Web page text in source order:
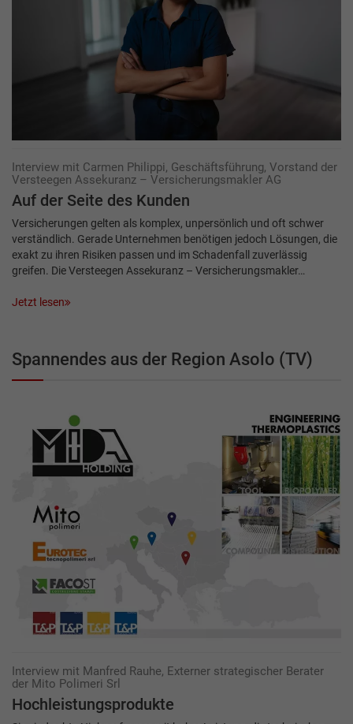
Interview mit Carmen Philippi, Geschäftsführung, Vorstand der
Versteegen Assekuranz – Versicherungsmakler AG
Auf der Seite des Kunden
Versicherungen gelten als komplex, unpersönlich und oft schwer
verständlich. Gerade Unternehmen benötigen jedoch Lösungen, die
exakt zu ihren Risiken passen und im Schadenfall zuverlässig
greifen. Die Versteegen Assekuranz – Versicherungsmakler…
Jetzt lesen
Spannendes aus der Region Asolo (TV)
Interview mit Manfred Rauhe, Externer strategischer Berater
der Mito Polimeri Srl
Hochleistungsprodukte